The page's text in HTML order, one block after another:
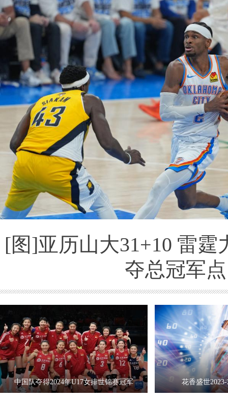
[图]亚历山大31+10 雷霆
夺总冠军点
中国队夺得2024年U17女排世锦赛冠军 花香盛世